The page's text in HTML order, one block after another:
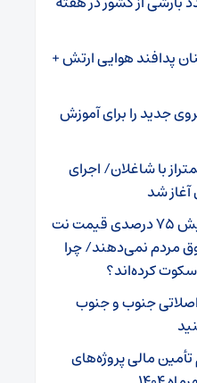
کارکنان پدافند هوایی ارتش +
جدید را برای آموزش
با شاغلان/ اجرای
شد
خیز اپراتورها برای افزایش ۷۵ درصدی قیمت نت
مردم نمی‌دهند/ چرا
کرده‌اند؟
جنوب و جنوب
مالی پروژه‌های